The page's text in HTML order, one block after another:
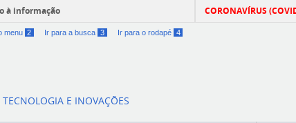
à informação CORONAVÍRUS
menu 2 Ir para a busca 3 Ir para o rodapé 4
E INOVAÇÕES